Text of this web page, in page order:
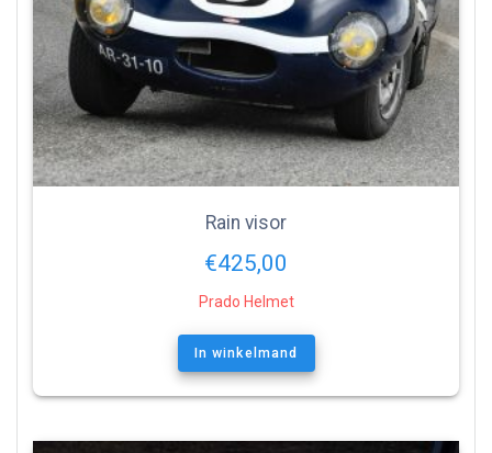
Rain visor
€425,00
Prado Helmet
In winkelmand